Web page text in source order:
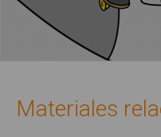
Materiales